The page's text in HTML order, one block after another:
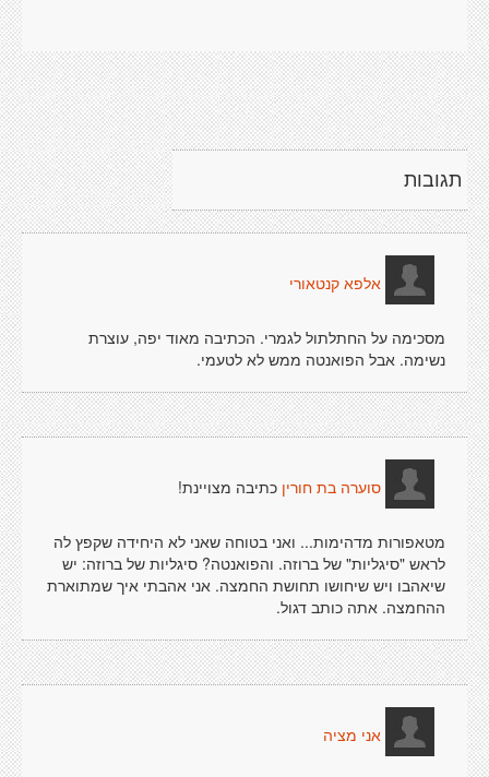
תגובות
אלפא קנטאורי
מסכימה על החתלתול לגמרי. הכתיבה מאוד יפה, עוצרת
נשימה. אבל הפואנטה ממש לא לטעמי.
סוערה בת חורין כתיבה מצויינת!
מטאפורות מדהימות... ואני בטוחה שאני לא היחידה שקפץ לה
לראש "סיגליות" של ברוזה. והפואנטה? סיגליות של ברוזה: יש
שיאהבו ויש שיחושו תחושת החמצה. אני אהבתי איך שמתוארת
ההחמצה. אתה כותב דגול.
אני מציה